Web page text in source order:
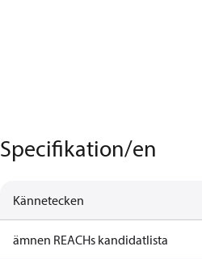
Specifikation/en
Kännetecken
ämnen REACHs kandidatlista